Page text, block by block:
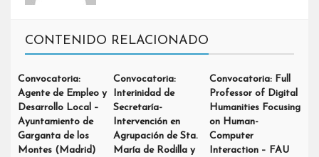
CONTENIDO RELACIONADO
Convocatoria:
Agente de Empleo y
Desarrollo Local –
Ayuntamiento de
Garganta de los
Montes (Madrid)
Convocatoria:
Interinidad de
Secretaría-
Intervención en
Agrupación de Sta.
María de Rodilla y
Convocatoria: Full
Professor of Digital
Humanities Focusing
on Human-
Computer
Interaction – FAU